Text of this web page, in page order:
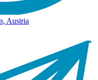
Austria